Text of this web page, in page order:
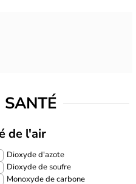
SANTÉ
de l'air
Dioxyde d'azote
Dioxyde de soufre
Monoxyde de carbone